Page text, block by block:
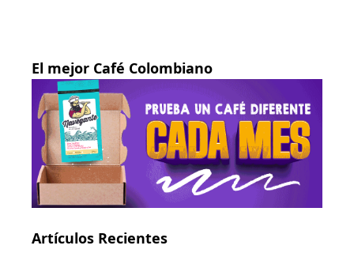
El mejor Café Colombiano
Artículos Recientes